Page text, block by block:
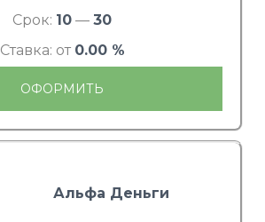
Срок: 10 — 30
Ставка: от 0.00 %
ОФОРМИТЬ
Альфа Деньги